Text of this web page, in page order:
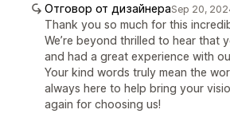
Отговор от дизайнераSep 20,
Thank you so much for this
We’re beyond thrilled to hear that
and had a great experience with
Your kind words truly mean the
always here to help bring your
again for choosing us!